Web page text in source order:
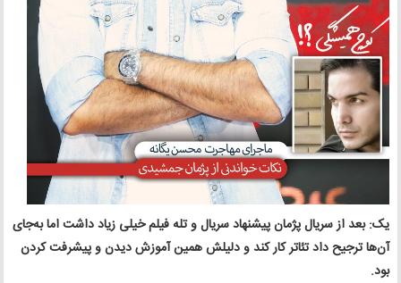
یک: بعد از سریال پژمان پیشنهاد سریال و تله‌ فیلم خیلی زیاد داشت اما به‌جای
آن‌ها ترجیح داد تئاتر کار کند و دلیلش همین آموزش دیدن و پیشرفت کردن
بود.